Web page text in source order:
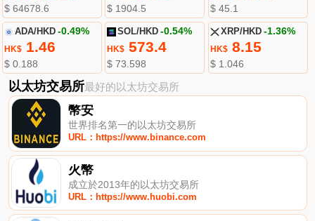
$ 64678.6 $ 1904.5 $ 45.1
ADA/HKD -0.49%
HK$1.46
$ 0.188
SOL/HKD -0.54%
HK$ 573.4
$ 73.598
XRP/HKD -1.36%
HK$8.15
$ 1.046
以太坊交易所最好的以太坊交易所
幣安
世界排名第一的以太坊交易所
URL：https://www.binance.com
火幣
成立於2013年的以太坊交易所
URL：https://www.huobi.com